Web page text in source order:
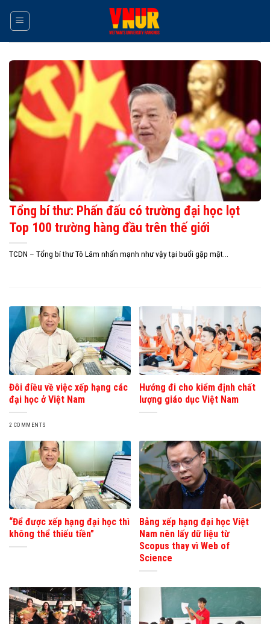
Tổng bí thư: Phấn đấu có trường đại học lọt
Top 100 trường hàng đầu trên thế giới
TCDN – Tổng bí thư Tô Lâm nhấn mạnh như vậy tại buổi gặp mặt...
Đôi điều về việc xếp hạng các
đại học ở Việt Nam
2 COMMENTS
Hướng đi cho kiểm định chất
lượng giáo dục Việt Nam
“Để được xếp hạng đại học thì
không thể thiếu tiền”
Bảng xếp hạng đại học Việt
Nam nên lấy dữ liệu từ
Scopus thay vì Web of
Science